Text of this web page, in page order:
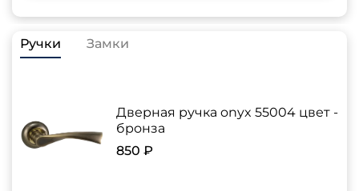
Ручки Замки
Дверная ручка onyx 55004 цвет -
бронза
850 ₽